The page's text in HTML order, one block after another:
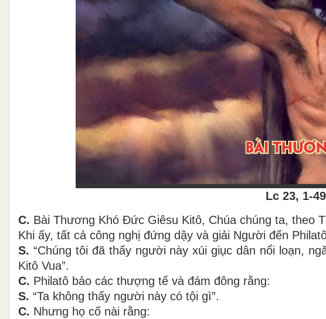
Lc 23, 1-49
C. Bài Thương Khó Ðức Giêsu Kitô, Chúa chúng ta, theo
Khi ấy, tất cả công nghị đứng dậy và giải Người đến
S. “Chúng tôi đã thấy người này xúi giục dân nổi loạn,
Kitô Vua”.
C. Philatô bảo các thượng tế và đám đông rằng:
S. “Ta không thấy người này có tội gì”.
C. Nhưng họ cố nài rằng: